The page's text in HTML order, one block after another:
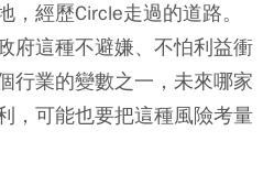
經歷Circle走過的道路。
府這種不避嫌、不怕利益衝
行業的變數之一，未來哪家
，可能也要把這種風險考量